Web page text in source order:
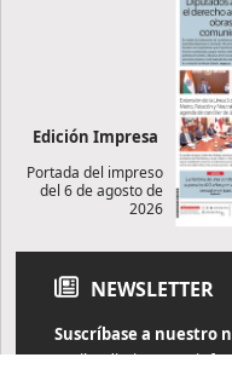
Edición Impresa
Portada del impreso
del 6 de agosto de
2026
NEWSLETTER
Suscríbase a nuestro
Reciba diariamente